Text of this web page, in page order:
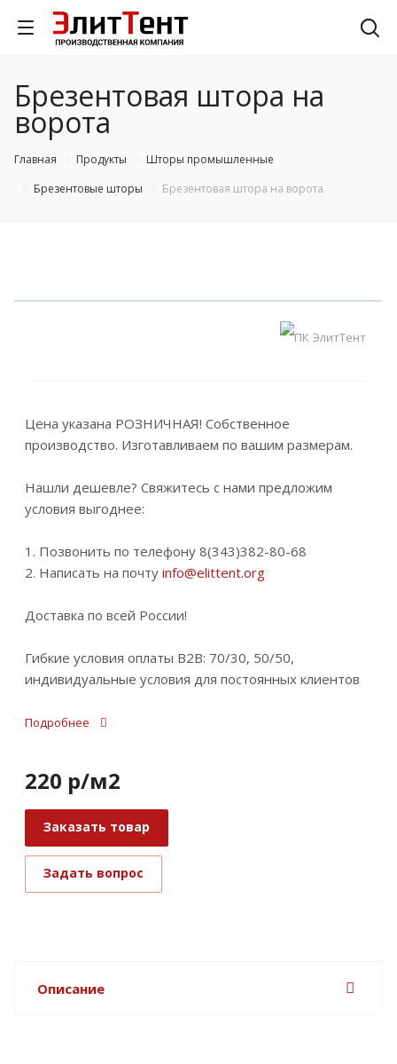
Брезентовая штора на
ворота
Главная Продукты
Шторы промышленные
Брезентовые шторы
Брезентовая штора на ворота
Цена указана РОЗНИЧНАЯ! Собственное
производство. Изготавливаем по вашим размерам.
Нашли дешевле? Свяжитесь с нами предложим
условия выгоднее:
1. Позвонить по телефону 8(343)382-80-68
2. Написать на почту info@elittent.org
Доставка по всей России!
Гибкие условия оплаты B2B: 70/30, 50/50,
индивидуальные условия для постоянных клиентов
Подробнее
220 р/м2
Заказать товар
Задать вопрос
Описание